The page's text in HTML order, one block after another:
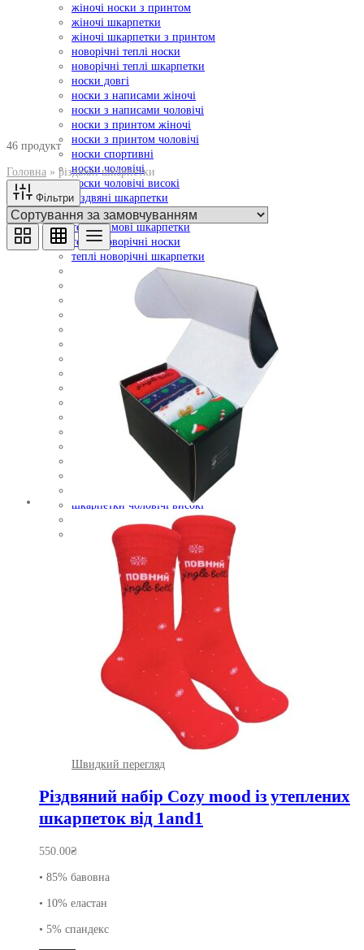
жіночі носки з принтом
жіночі шкарпетки
жіночі шкарпетки з принтом
новорічні теплі носки
новорічні теплі шкарпетки
носки довгі
носки з написами жіночі
носки з написами чоловічі
носки з принтом жіночі
носки з принтом чоловічі
носки спортивні
носки чоловічі
носки чоловічі високі
різдвяні шкарпетки
теплі зимові носки
теплі зимові шкарпетки
теплі новорічні носки
теплі новорічні шкарпетки
теплі шкарпетки
утеплені шкарпетки
чоловічі носки з принтом
чоловічі шкарпетки з принтом
шкарпетки довгі
шкарпетки довгі жіночі
шкарпетки жіночі
шкарпетки жіночі з принтом
шкарпетки зимові
шкарпетки на новий рік
шкарпетки різдвяні
шкарпетки утеплені
шкарпетки чоловічі високі
шкарпетки чоловічі з принтом
якісні чоловічі шкарпетки
46 продукт
Головна » різдвяні шкарпетки
Фільтри
Швидкий перегляд
Різдвяний набір Cozy mood із утеплених
шкарпеток від 1and1
550.00₴
• 85% бавовна
• 10% еластан
• 5% спандекс